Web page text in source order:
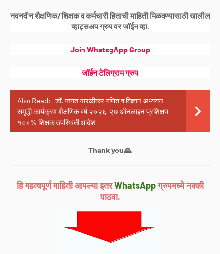
नवनवीन शैक्षणिक/शिक्षक व कर्मचारी हिताची माहिती मिळवण्यासाठी खालील
व्हाट्सअप ग्रुप वर जॉईन व्हा.
Join WhatsgApp Group
जॉईन टेलिग्राम ग्रुप
Also Read:
डॉ. जयंत नारळीकर गणित व विज्ञान अध्ययन
समृद्धी कार्यक्रम शैक्षणिक वर्ष २०२६-२७ ऑनलाइन प्रशिक्षण
१००% शिक्षक उपस्थिती आदेश
Thank you🙏
हि महत्वपूर्ण माहिती आपल्या इतर WhatsAppग्रुपमध्ये नक्की
पाठवा.